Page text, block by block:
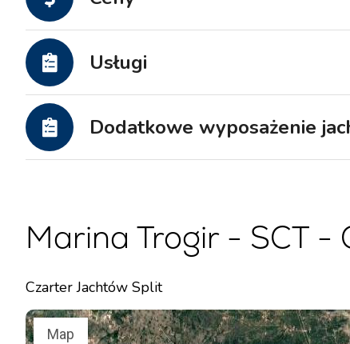
Usługi
Dodatkowe wyposażenie
Marina Trogir - SCT -
Czarter Jachtów Split
Map